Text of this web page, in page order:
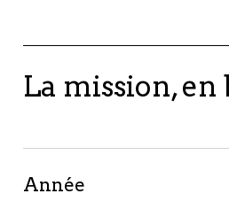
La mission, en
Année